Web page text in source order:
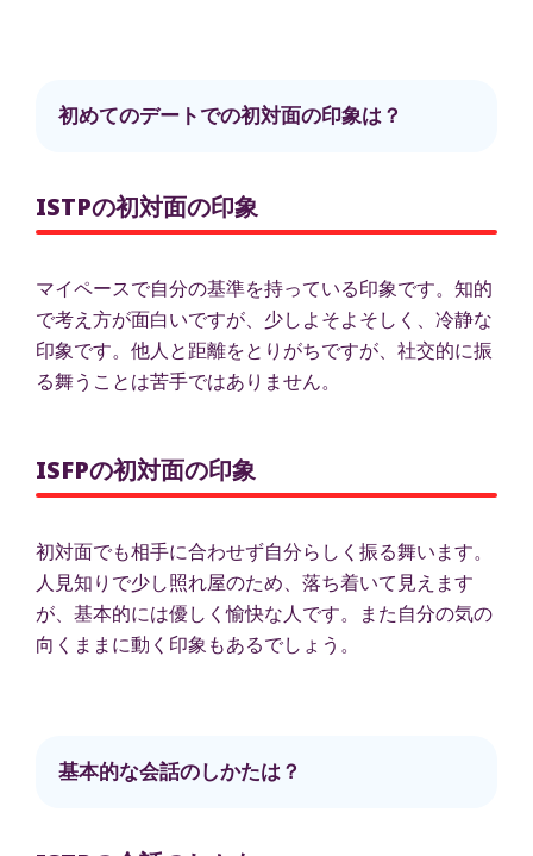
初めてのデートでの初対面の印象は？
ISTPの初対面の印象
マイペースで自分の基準を持っている印象です。知的
で考え方が面白いですが、少しよそよそしく、冷静な
印象です。他人と距離をとりがちですが、社交的に振
る舞うことは苦手ではありません。
ISFPの初対面の印象
初対面でも相手に合わせず自分らしく振る舞います。
人見知りで少し照れ屋のため、落ち着いて見えます
が、基本的には優しく愉快な人です。また自分の気の
向くままに動く印象もあるでしょう。
基本的な会話のしかたは？